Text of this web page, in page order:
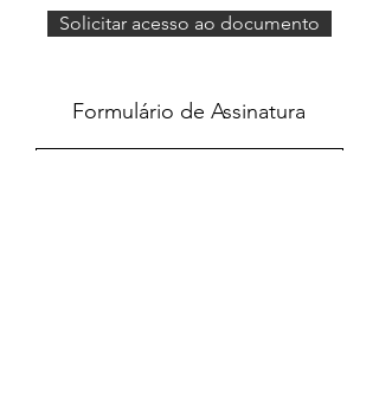
Solicitar acesso ao documento
Formulário de Assinatura